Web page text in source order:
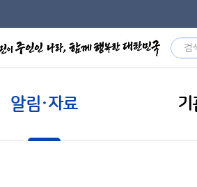
알림·자료 기